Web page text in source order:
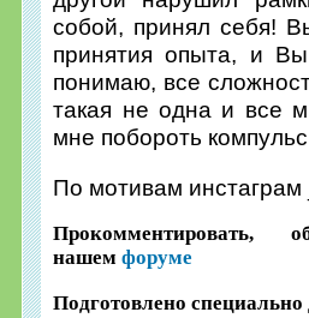
собой, принял себя!
принятия опыта, и
понимаю, все
такая не одна и все
мне побороть
По мотивам
нашемфоруме
Подготовлено